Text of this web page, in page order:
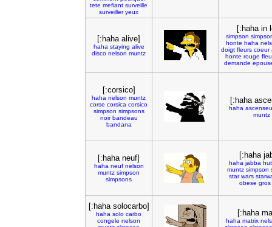
tete mefiant surveille
surveiller yeux
[:haha alive]
haha staying alive
disco nelson muntz
[:haha in
simpson
honte haha
doigt fleurs coeur
honte rouge
demande
[:corsico]
haha nelson muntz
corse corsica corsico
simpson simpsons
noir bandeau
bandana
[:haha
haha
muntz
[:haha neuf]
haha neuf nelson
muntz simpson
simpsons
[:haha
haha jabba
muntz simpson
star wars
obese gros
[:haha solocarbo]
haha solo carbo
congele nelson
[:haha
haha matrix